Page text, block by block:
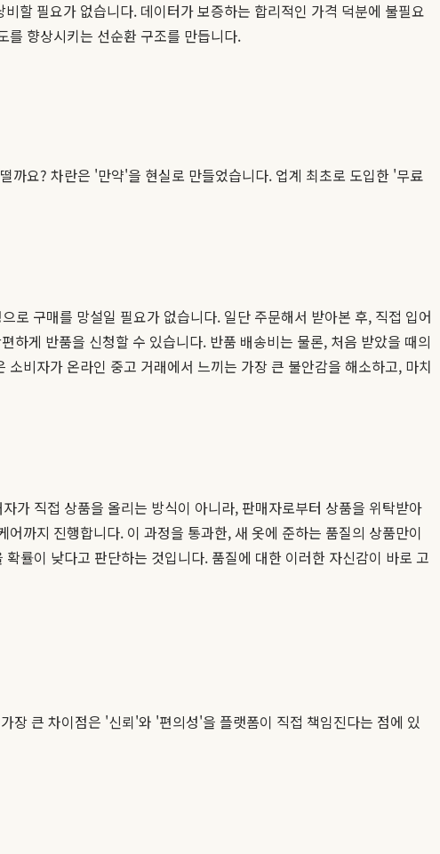
할 필요가 없습니다. 데이터가 보증하는 합리적인 가격 덕분에 불필요
를 향상시키는 선순환 구조를 만듭니다.
까요? 차란은 '만약'을 현실로 만들었습니다. 업계 최초로 도입한 '무료
로 구매를 망설일 필요가 없습니다. 일단 주문해서 받아본 후, 직접 입어
게 반품을 신청할 수 있습니다. 반품 배송비는 물론, 처음 받았을 때의
비자가 온라인 중고 거래에서 느끼는 가장 큰 불안감을 해소하고, 마치
가 직접 상품을 올리는 방식이 아니라, 판매자로부터 상품을 위탁받아
까지 진행합니다. 이 과정을 통과한, 새 옷에 준하는 품질의 상품만이
률이 낮다고 판단하는 것입니다. 품질에 대한 이러한 자신감이 바로 고
장 큰 차이점은 '신뢰'와 '편의성'을 플랫폼이 직접 책임진다는 점에 있